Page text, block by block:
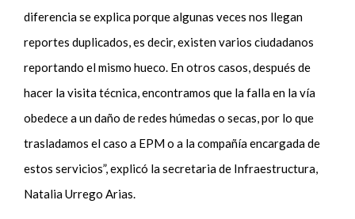
diferencia se explica porque algunas veces nos llegan
reportes duplicados, es decir, existen varios ciudadanos
reportando el mismo hueco. En otros casos, después de
hacer la visita técnica, encontramos que la falla en la vía
obedece a un daño de redes húmedas o secas, por lo que
trasladamos el caso a EPM o a la compañía encargada de
estos servicios”, explicó la secretaria de Infraestructura,
Natalia Urrego Arias.